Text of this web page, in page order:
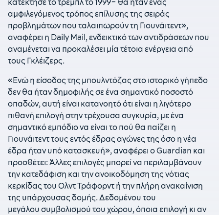
αμφιλεγόμενος τρόπος επίλυσης της σειράς
προβλημάτων που ταλαιπωρούν τη Γιουνάιτεντ»,
αναφέρει η Daily Mail, ενδεικτικό των αντιδράσεων που
αναμένεται να προκαλέσει μία τέτοια ενέργεια από
τους Γκλέιζερς.
«Ενώ η είσοδος της μπουλντόζας στο ιστορικό γήπεδο
δεν θα ήταν δημοφιλής σε ένα σημαντικό ποσοστό
οπαδών, αυτή είναι κατανοητό ότι είναι η λιγότερο
πιθανή επιλογή στην τρέχουσα συγκυρία, με ένα
σημαντικό εμπόδιο να είναι το πού θα παίζει η
Γιουνάιτεντ τους εντός έδρας αγώνες της όσο η νέα
έδρα ήταν υπό κατασκευή», αναφέρει ο Guardian και
προσθέτει: Άλλες επιλογές μπορεί να περιλαμβάνουν
την κατεδάφιση και την ανοικοδόμηση της νότιας
κερκίδας του Ολντ Τράφορντ ή την πλήρη ανακαίνιση
της υπάρχουσας δομής. Δεδομένου του
μεγάλου συμβολισμού του χώρου, όποια επιλογή κι αν